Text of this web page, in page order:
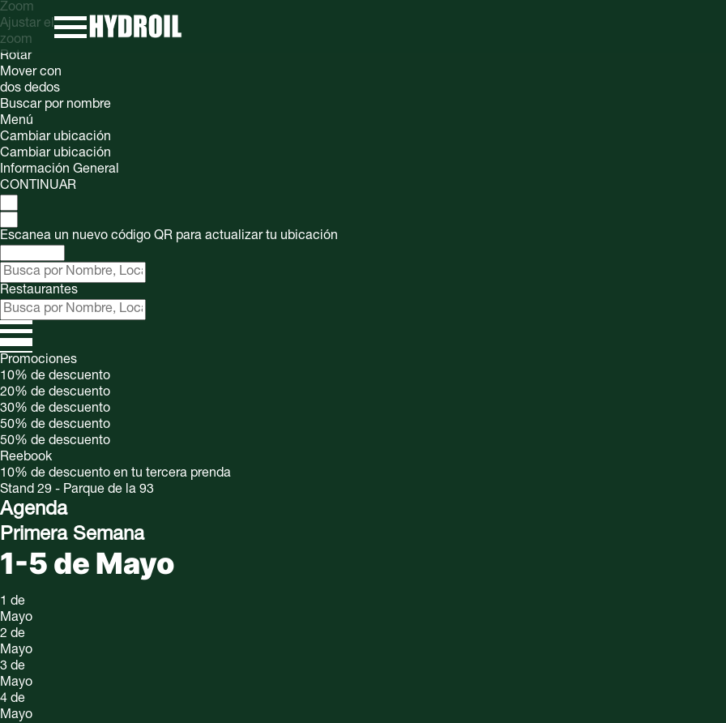
Zoom
Ajustar el
zoom
Rotar
Mover con
dos dedos
Buscar por nombre
Menú
Cambiar ubicación
Cambiar ubicación
Información General
CONTINUAR
Escanea un nuevo código QR para actualizar tu ubicación
Restaurantes
Promociones
10% de descuento
20% de descuento
30% de descuento
50% de descuento
50% de descuento
Reebook
10% de descuento en tu tercera prenda
Stand 29 - Parque de la 93
Agenda
Primera Semana
1-5 de Mayo
1 de
Mayo
2 de
Mayo
3 de
Mayo
4 de
Mayo